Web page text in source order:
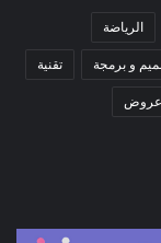
الرياضة
و برمجة تقنية
عروض